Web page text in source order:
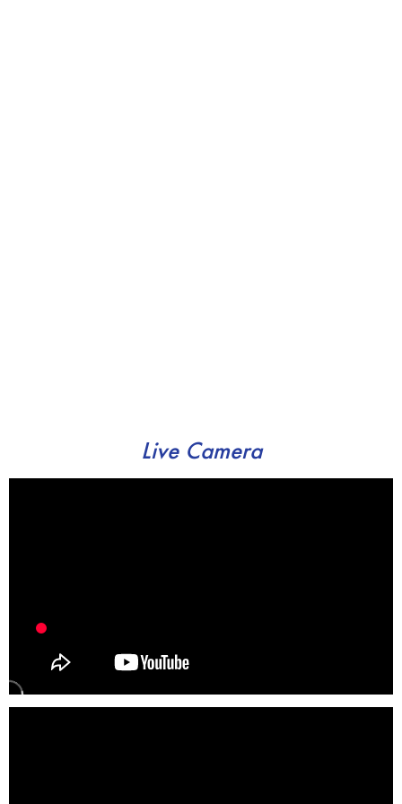
Live Camera